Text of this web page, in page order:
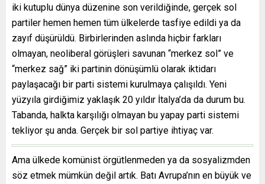
iki kutuplu dünya düzenine son verildiğinde, gerçek sol
partiler hemen hemen tüm ülkelerde tasfiye edildi ya da
zayıf düşürüldü. Birbirlerinden aslında hiçbir farkları
olmayan, neoliberal görüşleri savunan “merkez sol” ve
“merkez sağ” iki partinin dönüşümlü olarak iktidarı
paylaşacağı bir parti sistemi kurulmaya çalışıldı. Yeni
yüzyıla girdiğimiz yaklaşık 20 yıldır İtalya’da da durum bu.
Tabanda, halkta karşılığı olmayan bu yapay parti sistemi
tekliyor şu anda. Gerçek bir sol partiye ihtiyaç var.
Ama ülkede komünist örgütlenmeden ya da sosyalizmden
söz etmek mümkün değil artık. Batı Avrupa’nın en büyük ve